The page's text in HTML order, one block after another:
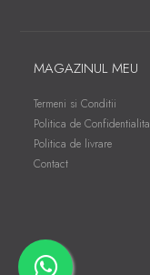
MAGAZINUL MEU
Termeni si Conditii
Politica de
Politica de livrare
Contact